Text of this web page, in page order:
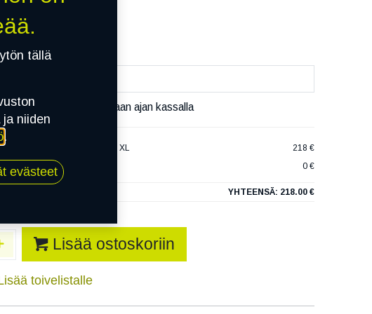
pääset varaamaan ajan kassalla
BLIZZAK LM005 XL
218 €
0 €
YHTEENSÄ: 218.00 €
Lisää ostoskoriin
toivelistalle
tällä
niiden
.
evästeet